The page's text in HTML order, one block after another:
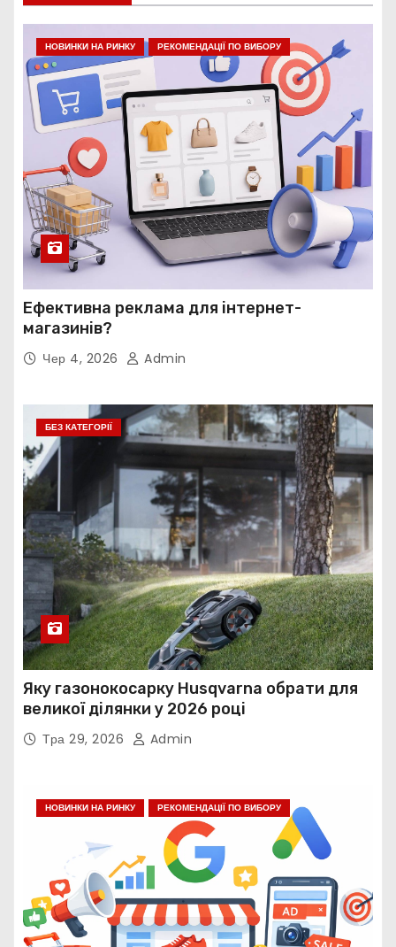
НОВИНКИ НА РИНКУ РЕКОМЕНДАЦІЇ ПО ВИБОРУ
Ефективна реклама для інтернет-
магазинів?
Чер 4, 2026 Admin
БЕЗ КАТЕГОРІЇ
Яку газонокосарку Husqvarna обрати для
великої ділянки у 2026 році
Тра 29, 2026 Admin
НОВИНКИ НА РИНКУ РЕКОМЕНДАЦІЇ ПО ВИБОРУ